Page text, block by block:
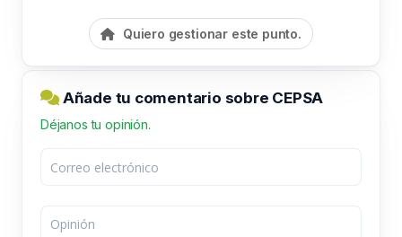
Quiero gestionar este punto.
Añade tu comentario sobre CEPSA
Déjanos tu opinión.